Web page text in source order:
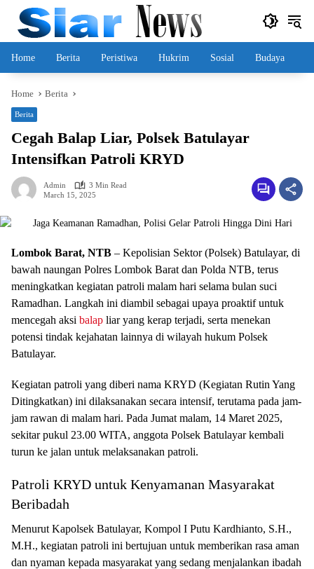
content
Home Berita Peristiwa Hukrim Sosial Budaya
Home Berita
Berita
Cegah Balap Liar, Polsek Batulayar
Intensifkan Patroli KRYD
Admin
3 Min Read
March 15, 2025
Lombok Barat, NTB – Kepolisian Sektor (Polsek) Batulayar, di
bawah naungan Polres Lombok Barat dan Polda NTB, terus
meningkatkan kegiatan patroli malam hari selama bulan suci
Ramadhan. Langkah ini diambil sebagai upaya proaktif untuk
mencegah aksi balap liar yang kerap terjadi, serta menekan
potensi tindak kejahatan lainnya di wilayah hukum Polsek
Batulayar.
Kegiatan patroli yang diberi nama KRYD (Kegiatan Rutin Yang
Ditingkatkan) ini dilaksanakan secara intensif, terutama pada jam-
jam rawan di malam hari. Pada Jumat malam, 14 Maret 2025,
sekitar pukul 23.00 WITA, anggota Polsek Batulayar kembali
turun ke jalan untuk melaksanakan patroli.
Patroli KRYD untuk Kenyamanan Masyarakat
Beribadah
Menurut Kapolsek Batulayar, Kompol I Putu Kardhianto, S.H.,
M.H., kegiatan patroli ini bertujuan untuk memberikan rasa aman
dan nyaman kepada masyarakat yang sedang menjalankan ibadah